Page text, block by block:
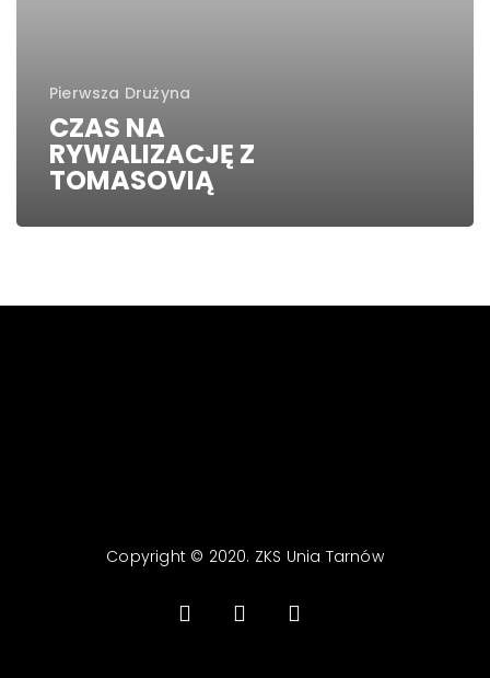
Pierwsza Drużyna
CZAS NA
RYWALIZACJĘ Z
TOMASOVIĄ
Copyright © 2020. ZKS Unia Tarnów
facebookyoutubeemail